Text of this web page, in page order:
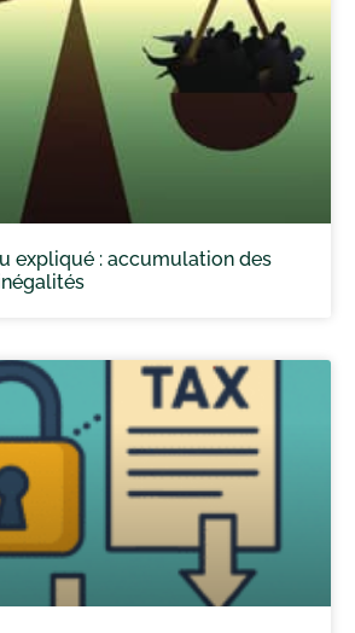
expliqué : accumulation des